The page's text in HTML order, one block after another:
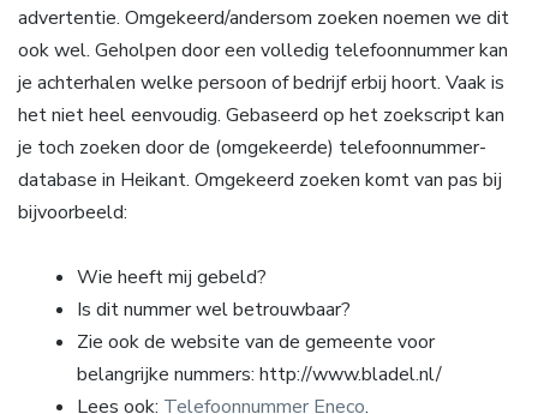
advertentie. Omgekeerd/andersom zoeken noemen we dit
ook wel. Geholpen door een volledig telefoonnummer kan
je achterhalen welke persoon of bedrijf erbij hoort. Vaak is
het niet heel eenvoudig. Gebaseerd op het zoekscript kan
je toch zoeken door de (omgekeerde) telefoonnummer-
database in Heikant. Omgekeerd zoeken komt van pas bij
bijvoorbeeld:
Wie heeft mij gebeld?
Is dit nummer wel betrouwbaar?
Zie ook de website van de gemeente voor
belangrijke nummers: http://www.bladel.nl/
Lees ook: Telefoonnummer Eneco.